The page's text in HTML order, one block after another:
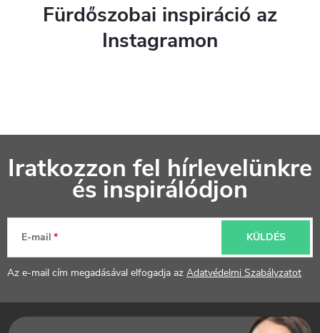
Fürdőszobai inspiráció az
Instagramon
á
é
Iratkozzon fel hírlevelünkre
és inspirálódjon
E-mail
Az e-mail cím megadásával elfogadja az Adatvédelmi Szabályzatot
KÜLDÉS